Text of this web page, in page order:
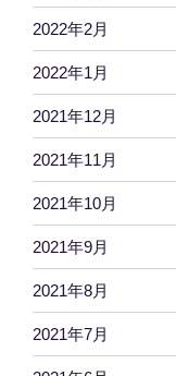
2022年2月
2022年1月
2021年12月
2021年11月
2021年10月
2021年9月
2021年8月
2021年7月